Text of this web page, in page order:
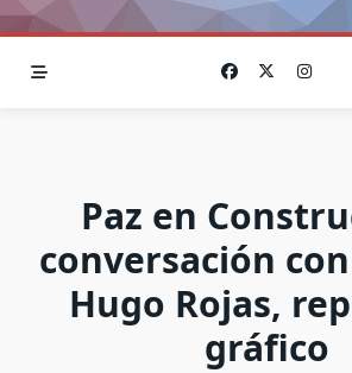
Paz en
conversación
Hugo Rojas,
gráfico